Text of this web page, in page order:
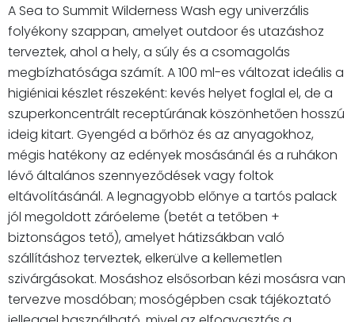
A Sea to Summit Wilderness Wash egy univerzális
folyékony szappan, amelyet outdoor és utazáshoz
terveztek, ahol a hely, a súly és a csomagolás
megbízhatósága számít. A 100 ml-es változat ideális a
higiéniai készlet részeként: kevés helyet foglal el, de a
szuperkoncentrált receptúrának köszönhetően hosszú
ideig kitart. Gyengéd a bőrhöz és az anyagokhoz,
mégis hatékony az edények mosásánál és a ruhákon
lévő általános szennyeződések vagy foltok
eltávolításánál. A legnagyobb előnye a tartós palack
jól megoldott záróeleme (betét a tetőben +
biztonságos tető), amelyet hátizsákban való
szállításhoz terveztek, elkerülve a kellemetlen
szivárgásokat. Mosáshoz elsősorban kézi mosásra van
tervezve mosdóban; mosógépben csak tájékoztató